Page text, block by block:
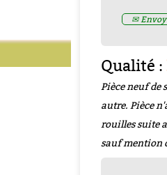
✉
Qualité :
Pièce neuf de
autre. Pièce
rouilles suite
sauf mention